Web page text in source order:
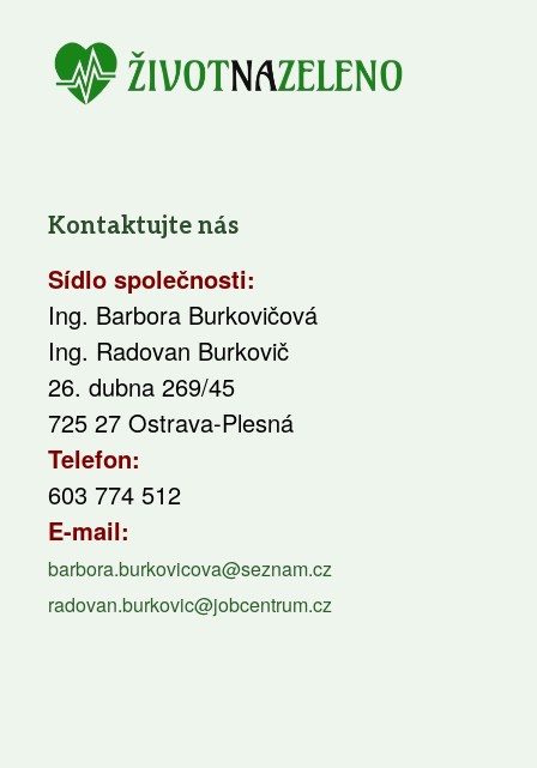
Kontaktujte nás
Sídlo společnosti:
Ing. Barbora Burkovičová
Ing. Radovan Burkovič
26. dubna 269/45
725 27 Ostrava-Plesná
Telefon:
603 774 512
E-mail:
barbora.burkovicova@seznam.cz
radovan.burkovic@jobcentrum.cz